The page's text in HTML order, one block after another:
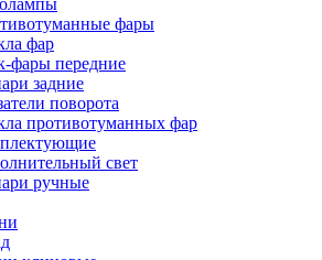
фары
фар
фары передние
задние
поворота
противотуманных фар
свет
ручные